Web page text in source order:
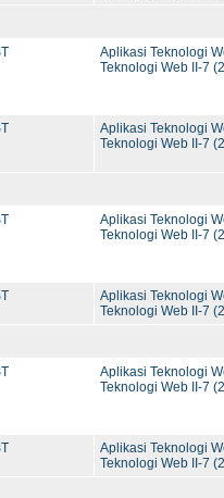
Aplikasi Teknologi
Teknologi Web II-7
Aplikasi Teknologi
Teknologi Web II-7
Aplikasi Teknologi
Teknologi Web II-7
Aplikasi Teknologi
Teknologi Web II-7
Aplikasi Teknologi
Teknologi Web II-7
Aplikasi Teknologi
Teknologi Web II-7